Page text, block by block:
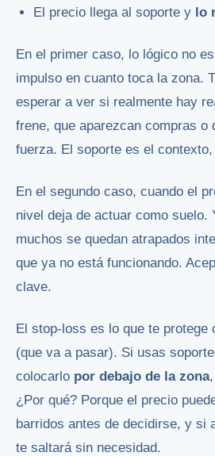
El precio llega al soporte y lo
En el primer caso, lo lógico no
impulso en cuanto toca la zona.
esperar a ver si realmente hay
frene, que aparezcan compras o
fuerza. El soporte es el
En el segundo caso, cuando el
nivel deja de actuar como suelo.
muchos se quedan atrapados
que ya no está funcionando.
clave.
El stop-loss es lo que te protege
(que va a pasar). Si usas
colocarlo por debajo de la zona
¿Por qué? Porque el precio
barridos antes de decidirse, y si
te saltará sin necesidad.